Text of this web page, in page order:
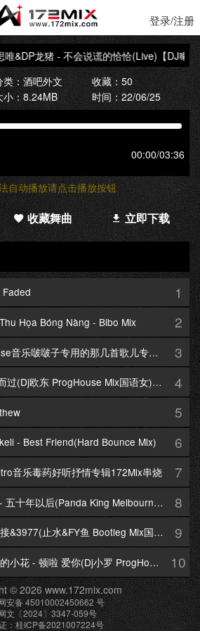
登录/注册
唯&DP龙猪 - 不会说谎的恰恰(Live)【DJ喇叭
类：酒吧外文
收藏：50
小：8.24MB 时间：22/06/25
00:00/03:36
自动播放请点击播放按钮
收藏舞曲 立即下载
1
Họa Bóng Nàng - Bibo Mix 2
Dj金诚-国粤语ProgHouse音乐啵啵子专用的那几首歌儿专辑172Mix串烧 3
阿悠悠 - 一生与你擦肩而过(Dj欧东 ProgHouse Mix国语女)Dj小耀修改 4
5
- Best Friend(Hard Bounce Mix) 6
音乐毒药好听抒情专辑172Mix串烧 7
【DjRAY提供】小阿七 - 五十年以后(Panda King Melbourne Mix国语女) 8
【172Mix独家】故意没接&3977(止水&FY鱼 Bootleg Mix国语男) 9
【172Mix独家】弹棉花的小花 - 顿啦 爱你(Dj小罗 ProgHouse Mix国语女)v2 10
© 2026 www.172mix.com
安备 45010002450662 号
文〔2024〕3347-059号
：桂ICP备2021007224号